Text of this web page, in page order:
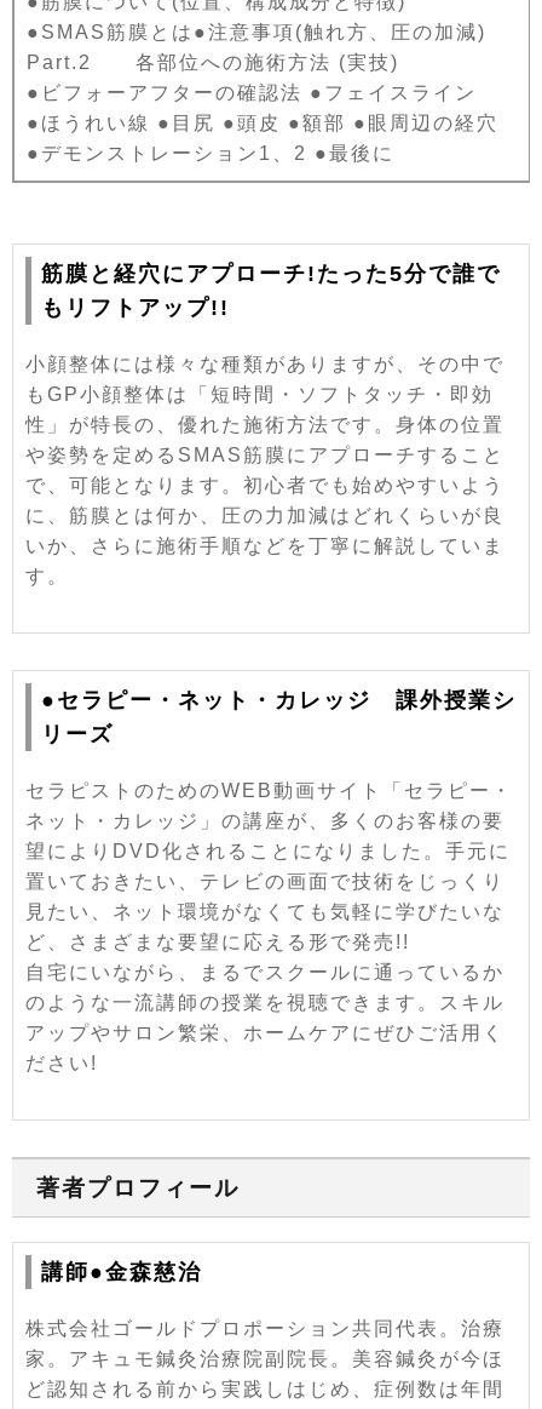
●SMAS筋膜とは●注意事項(触れ方、圧の加減)
Part.2 各部位への施術方法 (実技)
●ビフォーアフターの確認法 ●フェイスライン
●ほうれい線 ●目尻 ●頭皮 ●額部 ●眼周辺の経穴
●デモンストレーション1、2 ●最後に
筋膜と経穴にアプローチ!たった5分で誰で
もリフトアップ!!
小顔整体には様々な種類がありますが、その中で
もGP小顔整体は「短時間・ソフトタッチ・即効
性」が特長の、優れた施術方法です。身体の位置
や姿勢を定めるSMAS筋膜にアプローチすること
で、可能となります。初心者でも始めやすいよう
に、筋膜とは何か、圧の力加減はどれくらいが良
いか、さらに施術手順などを丁寧に解説していま
す。
●セラピー・ネット・カレッジ 課外授業シ
リーズ
セラピストのためのWEB動画サイト「セラピー・
ネット・カレッジ」の講座が、多くのお客様の要
望によりDVD化されることになりました。手元に
置いておきたい、テレビの画面で技術をじっくり
見たい、ネット環境がなくても気軽に学びたいな
ど、さまざまな要望に応える形で発売!!
自宅にいながら、まるでスクールに通っているか
のような一流講師の授業を視聴できます。スキル
アップやサロン繁栄、ホームケアにぜひご活用く
ださい!
著者プロフィール
講師●金森慈治
株式会社ゴールドプロポーション共同代表。治療
家。アキュモ鍼灸治療院副院長。美容鍼灸が今ほ
ど認知される前から実践しはじめ、症例数は年間